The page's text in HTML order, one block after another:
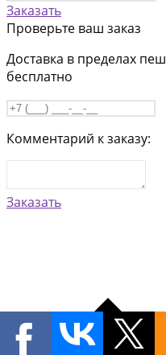
Заказать
Проверьте ваш заказ
Доставка в пределах
бесплатно
Комментарий к заказу:
Заказать